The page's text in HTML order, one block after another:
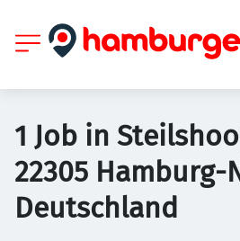
1 Job in
22305 Hamburg-
Deutschland